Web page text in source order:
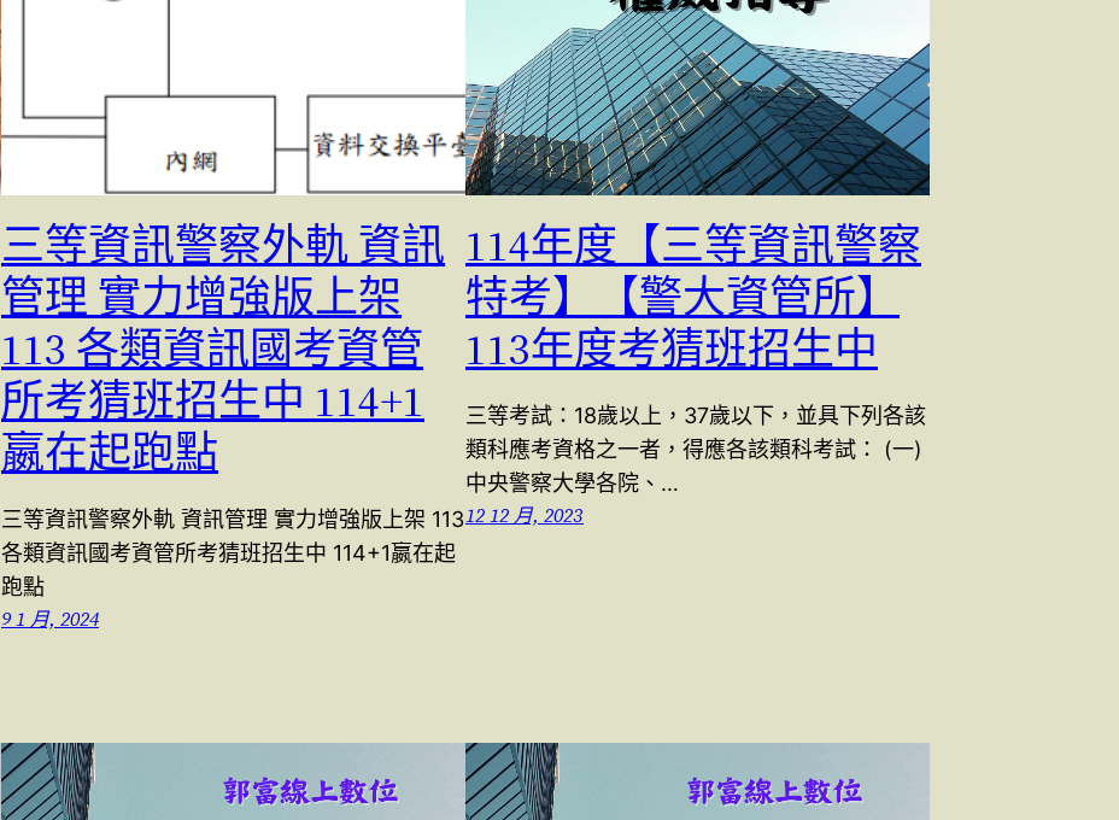
三等資訊警察外軌 資訊
管理 實力增強版上架
113 各類資訊國考資管
所考猜班招生中 114+1
嬴在起跑點
三等資訊警察外軌 資訊管理 實力增強版上架 113
各類資訊國考資管所考猜班招生中 114+1嬴在起
跑點
9 1 月, 2024
114年度【三等資訊警察
特考】【警大資管所】
113年度考猜班招生中
三等考試：18歲以上，37歲以下，並具下列各該
類科應考資格之一者，得應各該類科考試： (一)
中央警察大學各院、…
12 12 月, 2023